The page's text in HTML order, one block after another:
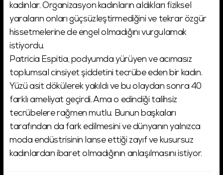
kadınlar. Organizasyon kadınların aldıkları fiziksel
yaraların onları güçsüzleştirmediğini ve tekrar özgür
hissetmelerine de engel olmadığını vurgulamak
istiyordu.
Patricia Espitia, podyumda yürüyen ve acımasız
toplumsal cinsiyet şiddetini tecrübe eden bir kadın.
Yüzü asit dökülerek yakıldı ve bu olaydan sonra 40
farklı ameliyat geçirdi. Ama o edindiği talihsiz
tecrübelere rağmen mutlu. Bunun başkaları
tarafından da fark edilmesini ve dünyanın yalnızca
moda endüstrisinin lanse ettiği zayıf ve kusursuz
kadınlardan ibaret olmadığının anlaşılmasını istiyor.